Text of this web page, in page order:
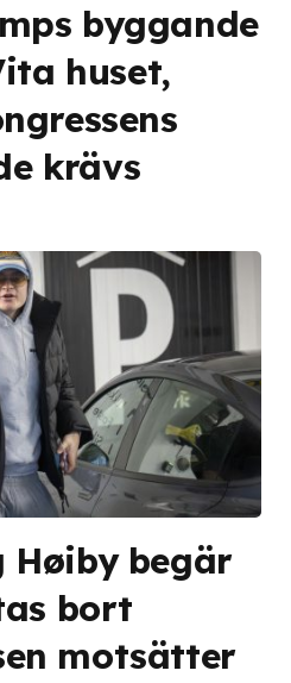
byggande
huset,
krävs
Høiby begär
bort
motsätter